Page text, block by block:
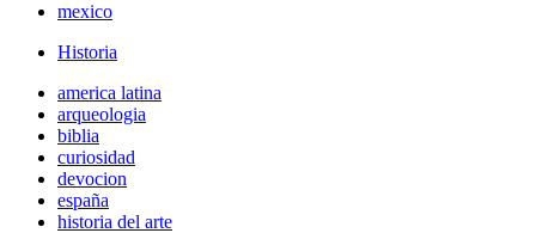
mexico
Historia
america latina
arqueologia
biblia
curiosidad
devocion
españa
historia del arte